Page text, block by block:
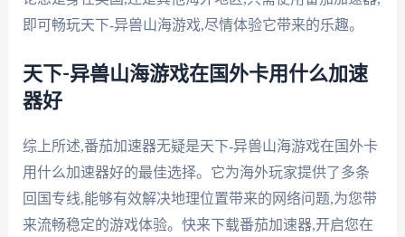
即可畅玩天下-异兽山海游戏,尽情体验它带来的乐趣。
天下-异兽山海游戏在国外卡用什么加速
器好
综上所述,番茄加速器无疑是天下-异兽山海游戏在国外卡
用什么加速器好的最佳选择。它为海外玩家提供了多条
回国专线,能够有效解决地理位置带来的网络问题,为您带
来流畅稳定的游戏体验。快来下载番茄加速器,开启您在